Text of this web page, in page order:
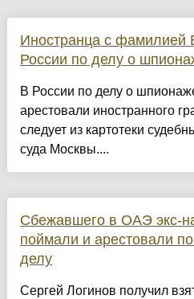
Иностранца с фамилией
России по делу о
В России по делу о
арестовали иностранного
следует из картотеки
суда Москвы....
Сбежавшего в ОАЭ экс-
поймали и арестовали
делу
Сергей Логинов получил